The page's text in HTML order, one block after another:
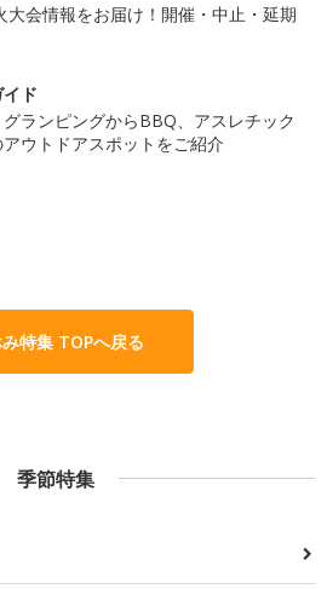
大会情報をお届け！開催・中止・延期
ド
ランピングからBBQ、アスレチック
ウトドアスポットをご紹介
特集 TOPへ戻る
季節特集